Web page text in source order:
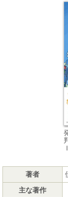
著者
主な著作